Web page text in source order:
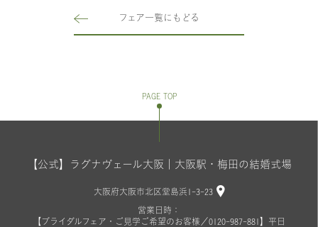
フェア一覧にもどる
PAGE TOP
【公式】ラグナヴェール大阪｜大阪駅・梅田の結婚式場
大阪府大阪市北区堂島浜1-3-23
営業日時：
【ブライダルフェア・ご見学ご希望のお客様／0120-987-881】平日